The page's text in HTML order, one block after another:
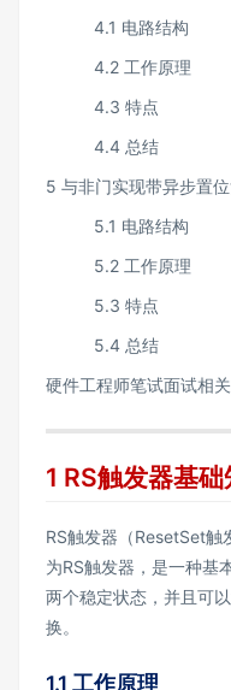
4.1 电路结构
4.2 工作原理
4.3 特点
4.4 总结
5 与非门实现带异步置
5.1 电路结构
5.2 工作原理
5.3 特点
5.4 总结
硬件工程师笔试面试相
1 RS触发器基础
RS触发器（ResetSet触
为RS触发器，是一种基
两个稳定状态，并且可
换。
1.1 工作原理